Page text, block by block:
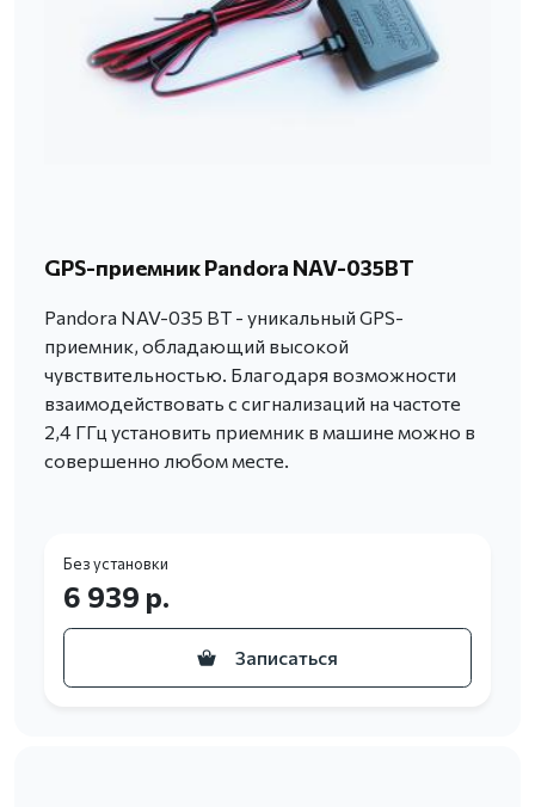
GPS-приемник Pandora NAV-035BT
Pandora NAV-035 BT - уникальный GPS-
приемник, обладающий высокой
чувствительностью. Благодаря возможности
взаимодействовать с сигнализаций на частоте
2,4 ГГц установить приемник в машине можно в
совершенно любом месте.
Без установки
6 939 р.
Записаться